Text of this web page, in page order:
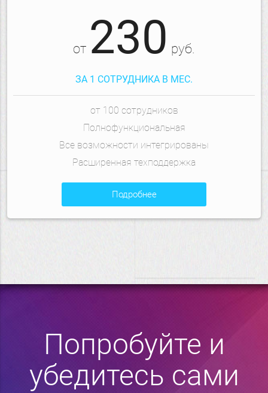
от 230 руб.
ЗА 1 СОТРУДНИКА В МЕС.
от 100 сотрудников
Полнофункциональная
Все возможности интегрированы
Расширенная техподдержка
подробнее
Попробуйте и
убедитесь сами